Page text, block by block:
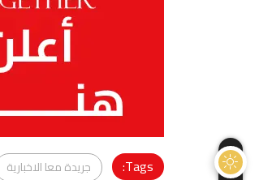
Tags: جريدة معا الاخبارية